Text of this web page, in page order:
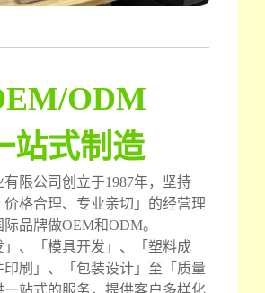
ODM
站式制造
限公司创立于1987年，坚持
价格合理、专业亲切」的经营理
品牌做OEM和ODM。
」、「模具开发」、「塑料成
印刷」、「包装设计」至「质量